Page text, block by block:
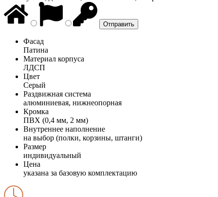
Фасад
Патина
Материал корпуса
ЛДСП
Цвет
Серый
Раздвижная система
алюминиевая, нижнеопорная
Кромка
ПВХ (0,4 мм, 2 мм)
Внутреннее наполнение
на выбор (полки, корзины, штанги)
Размер
индивидуальный
Цена
указана за базовую комплектацию